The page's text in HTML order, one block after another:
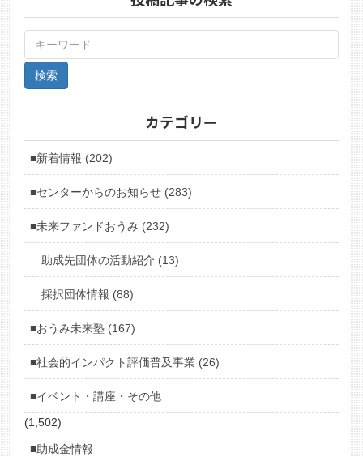
カテゴリー
■新着情報 (202)
■センターからのお知らせ (283)
■未来ファンドおうみ (232)
助成先団体の活動紹介 (13)
採択団体情報 (88)
■おうみ未来塾 (167)
■社会的インパクト評価普及事業 (26)
■イベント・講座・その他
(1,502)
■助成金情報